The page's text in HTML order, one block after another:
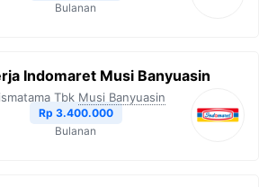
k
Bulanan
Indomaret Musi Banyuasin
Tbk Musi Banyuasin
Rp 3.400.000
Bulanan